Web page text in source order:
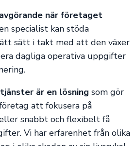
när företaget
specialist kan stöda
sätt i takt med att den växer
dagliga operativa uppgifter
är en lösning som gör
att fokusera på
snabbt och flexibelt få
Vi har erfarenhet från olika